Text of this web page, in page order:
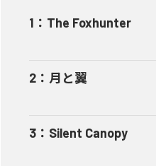
1 ： The Foxhunter
2 ： 月と翼
3 ： Silent Canopy